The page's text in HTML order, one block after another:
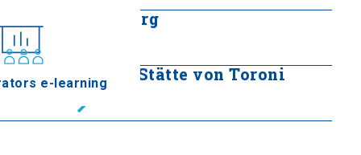
e-learning
Stratonischer Berg
Mehr lesen
Archäologische Stätte von Toroni